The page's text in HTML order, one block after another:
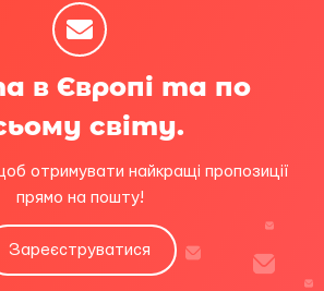
в Європі та по
світу.
отримувати найкращі пропозиції
прямо на пошту!
Зареєструватися